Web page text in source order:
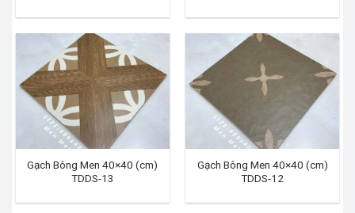
Gạch Bông Men 40×40 (cm)
TDDS-13
Gạch Bông Men 40×40 (cm)
TDDS-12